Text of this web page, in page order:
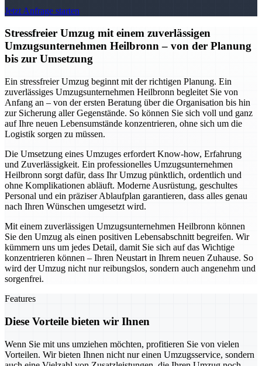
Jetzt Anfrage starten
Stressfreier Umzug mit einem zuverlässigen
Umzugsunternehmen Heilbronn – von der Planung
bis zur Umsetzung
Ein stressfreier Umzug beginnt mit der richtigen Planung. Ein
zuverlässiges Umzugsunternehmen Heilbronn begleitet Sie von
Anfang an – von der ersten Beratung über die Organisation bis hin
zur Sicherung aller Gegenstände. So können Sie sich voll und ganz
auf Ihre neuen Lebensumstände konzentrieren, ohne sich um die
Logistik sorgen zu müssen.
Die Umsetzung eines Umzuges erfordert Know-how, Erfahrung
und Zuverlässigkeit. Ein professionelles Umzugsunternehmen
Heilbronn sorgt dafür, dass Ihr Umzug pünktlich, ordentlich und
ohne Komplikationen abläuft. Moderne Ausrüstung, geschultes
Personal und ein präziser Ablaufplan garantieren, dass alles genau
nach Ihren Wünschen umgesetzt wird.
Mit einem zuverlässigen Umzugsunternehmen Heilbronn können
Sie den Umzug als einen positiven Lebensabschnitt begreifen. Wir
kümmern uns um jedes Detail, damit Sie sich auf das Wichtige
konzentrieren können – Ihren Neustart in Ihrem neuen Zuhause. So
wird der Umzug nicht nur reibungslos, sondern auch angenehm und
sorgenfrei.
Features
Diese Vorteile bieten wir Ihnen
Wenn Sie mit uns umziehen möchten, profitieren Sie von vielen
Vorteilen. Wir bieten Ihnen nicht nur einen Umzugsservice, sondern